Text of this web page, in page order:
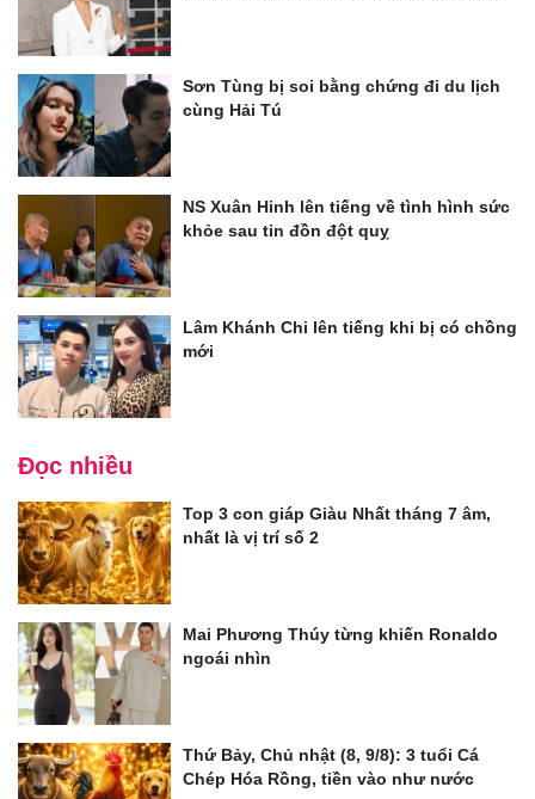
Sơn Tùng bị soi bằng chứng đi du lịch
cùng Hải Tú
NS Xuân Hinh lên tiếng về tình hình sức
khỏe sau tin đồn đột quỵ
Lâm Khánh Chi lên tiếng khi bị có chồng
mới
Đọc nhiều
Top 3 con giáp Giàu Nhất tháng 7 âm,
nhất là vị trí số 2
Mai Phương Thúy từng khiến Ronaldo
ngoái nhìn
Thứ Bảy, Chủ nhật (8, 9/8): 3 tuổi Cá
Chép Hóa Rồng, tiền vào như nước